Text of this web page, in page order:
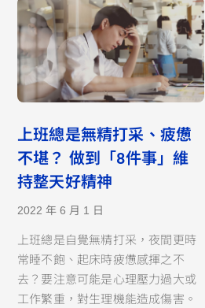
上班總是無精打采、疲憊
不堪？ 做到「8件事」維
持整天好精神
2022 年 6 月 1 日
上班總是自覺無精打采，夜間更時
常睡不飽、起床時疲憊感揮之不
去？要注意可能是心理壓力過大或
工作繁重，對生理機能造成傷害。